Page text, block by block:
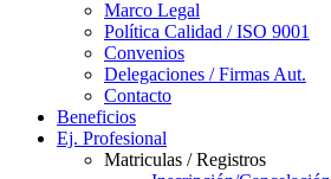
Marco Legal
Política Calidad / ISO 9001
Convenios
Delegaciones / Firmas Aut.
Contacto
Beneficios
Ej. Profesional
Matriculas / Registros